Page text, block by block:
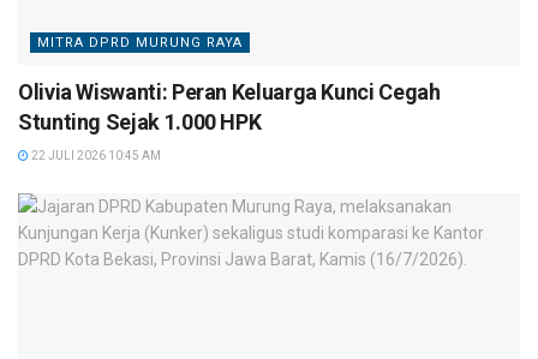
MITRA DPRD MURUNG RAYA
Olivia Wiswanti: Peran Keluarga Kunci Cegah
Stunting Sejak 1.000 HPK
22 JULI 2026 10:45 AM